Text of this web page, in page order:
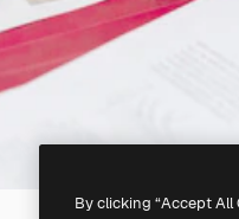
By clicking “Accept All